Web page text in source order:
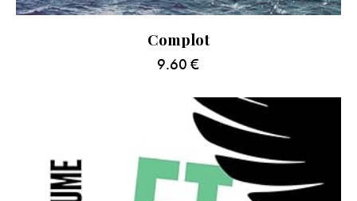
Complot
9.60 €